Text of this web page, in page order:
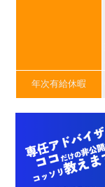
年次有給休暇